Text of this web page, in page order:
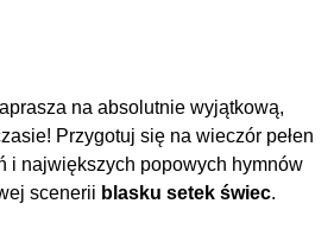
na absolutnie wyjątkową,
Przygotuj się na wieczór pełen
i największych popowych hymnów
scenerii blasku setek świec.